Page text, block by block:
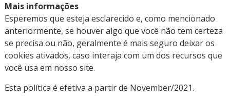
Mais informações
Esperemos que esteja esclarecido e, como mencionado
anteriormente, se houver algo que você não tem certeza
se precisa ou não, geralmente é mais seguro deixar os
cookies ativados, caso interaja com um dos recursos que
você usa em nosso site.
Esta política é efetiva a partir de November/2021.